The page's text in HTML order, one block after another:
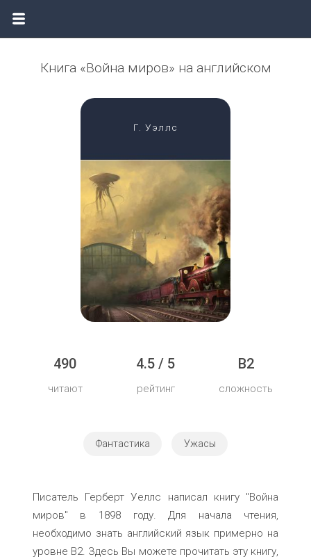
Книга «Война миров» на английском
Г. Уэллс
490
читают
4.5 / 5
рейтинг
B2
сложность
Фантастика Ужасы
Писатель Герберт Уеллс написал книгу "Война
миров" в 1898 году. Для начала чтения,
необходимо знать английский язык примерно на
уровне B2. Здесь Вы можете прочитать эту книгу,